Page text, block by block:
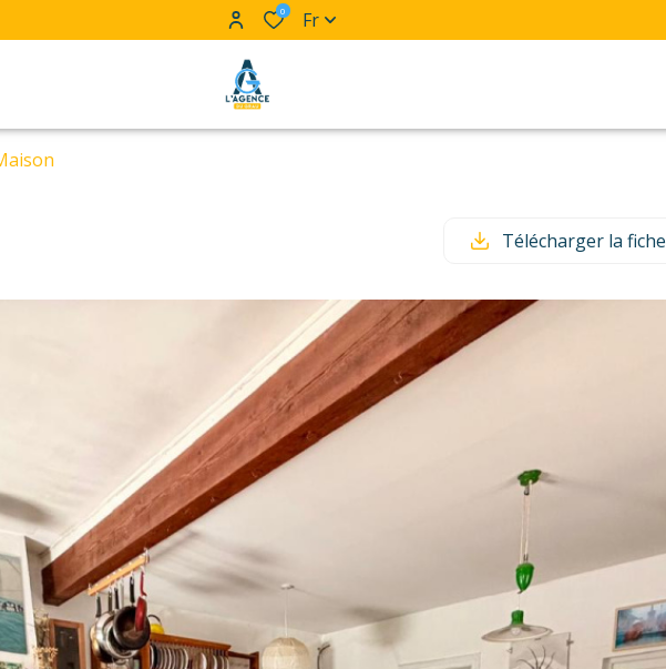
0 Fr
Télécharger la fiche